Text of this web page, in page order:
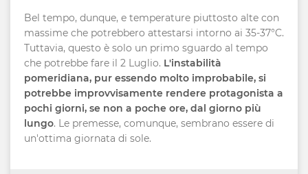
Bel tempo, dunque, e temperature piuttosto alte con
massime che potrebbero attestarsi intorno ai 35-37°C.
Tuttavia, questo è solo un primo sguardo al tempo
che potrebbe fare il 2 Luglio. L'instabilità
pomeridiana, pur essendo molto improbabile, si
potrebbe improvvisamente rendere protagonista a
pochi giorni, se non a poche ore, dal giorno più
lungo. Le premesse, comunque, sembrano essere di
un'ottima giornata di sole.